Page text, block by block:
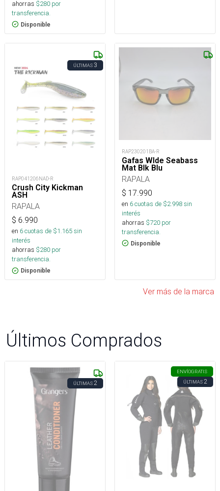
ahorras $280 por
transferencia.
Disponible
ÚLTIMAS3
RAP041206NAD-R
Crush City Kickman
ASH
RAPALA
$ 6.990
en 6cuotas de $1.165sin
interés
ahorras $280 por
transferencia.
Disponible
RAP230201BA-R
Gafas Wlde Seabass
Mat Blk Blu
RAPALA
$ 17.990
en 6cuotas de $2.998sin
interés
ahorras $720 por
transferencia.
Disponible
Ver más de la marca
Últimos Comprados
ÚLTIMAS2
ENVÍOGRATIS
ÚLTIMAS2